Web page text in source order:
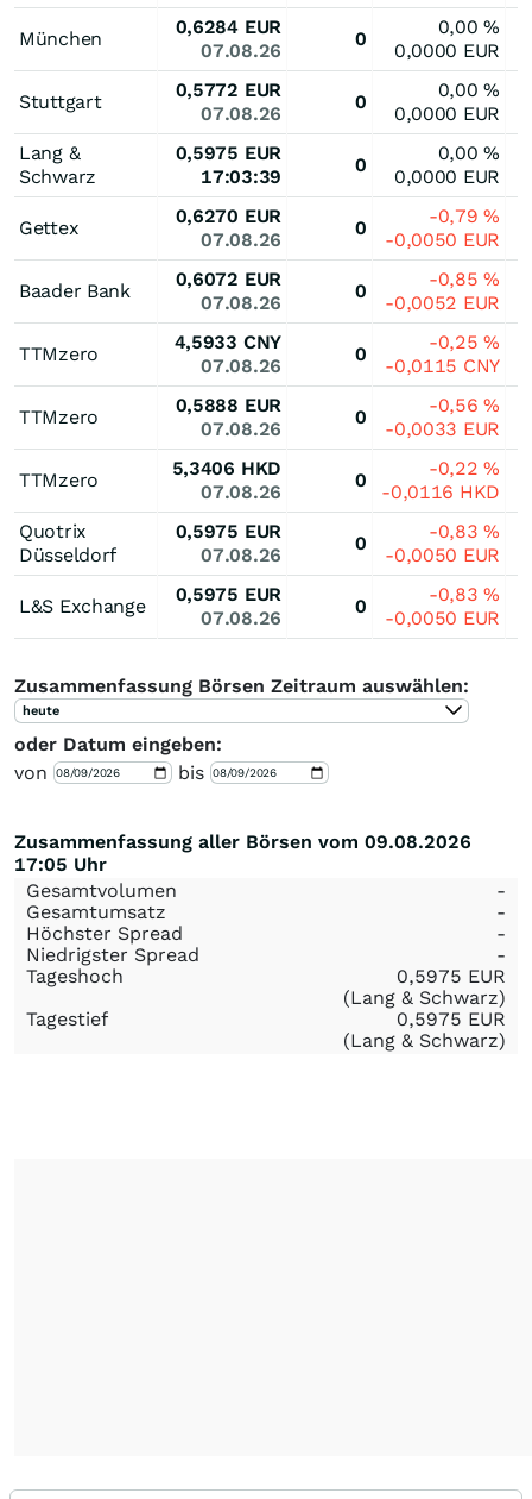
München
0,6284 EUR
07.08.26
0
0,00%
0,0000 EUR
Stuttgart
0,5772 EUR
07.08.26
0
0,00%
0,0000 EUR
Lang &
Schwarz
0,5975 EUR
17:03:39
0
0,00%
0,0000 EUR
Gettex
0,6270 EUR
07.08.26
0
-0,79%
-0,0050 EUR
Baader Bank
0,6072 EUR
07.08.26
0
-0,85%
-0,0052 EUR
TTMzero
4,5933 CNY
07.08.26
0
-0,25%
-0,0115 CNY
TTMzero
0,5888 EUR
07.08.26
0
-0,56%
-0,0033 EUR
TTMzero
5,3406 HKD
07.08.26
0
-0,22%
-0,0116 HKD
Quotrix
Düsseldorf
0,5975 EUR
07.08.26
0
-0,83%
-0,0050 EUR
L&S Exchange
0,5975 EUR
07.08.26
0
-0,83%
-0,0050 EUR
Zusammenfassung Börsen Zeitraum auswählen:
heute
oder Datum eingeben:
von
bis
Zusammenfassung aller Börsen vom 09.08.2026
17:05 Uhr
Gesamtvolumen
-
Gesamtumsatz
-
Höchster Spread
-
Niedrigster Spread
-
Tageshoch
0,5975 EUR
(Lang & Schwarz)
Tagestief
0,5975 EUR
(Lang & Schwarz)